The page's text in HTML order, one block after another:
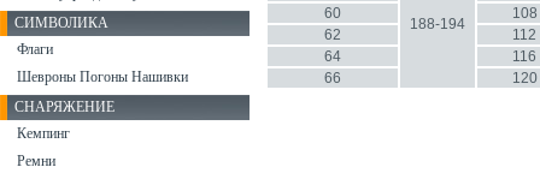
188-194
60
108
62
112
64
116
66
120
СИМВОЛИКА
Флаги
Шевроны Погоны Нашивки
СНАРЯЖЕНИЕ
Кемпинг
Ремни